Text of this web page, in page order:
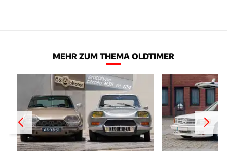
MEHR ZUM THEMA OLDTIMER